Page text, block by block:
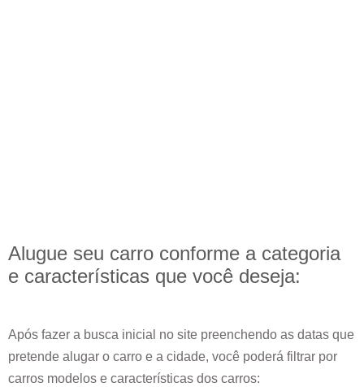
Alugue seu carro conforme a categoria
e características que você deseja:
Após fazer a busca inicial no site preenchendo as datas que
pretende alugar o carro e a cidade, você poderá filtrar por
carros modelos e características dos carros: